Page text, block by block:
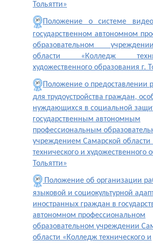
Тольятти»
Положение о системе
государственном автономном
образовательном
области «Колледж
художественного образования г.
Положение о предоставлении
для трудоустройства граждан,
нуждающихся в социальной
государственным автономным
профессиональным
учреждением Самарской
технического и художественного
Тольятти»
Положение об организации
языковой и социокультурной
иностранных граждан в
автономном профессиональном
образовательном учреждении
области «Колледж технического и